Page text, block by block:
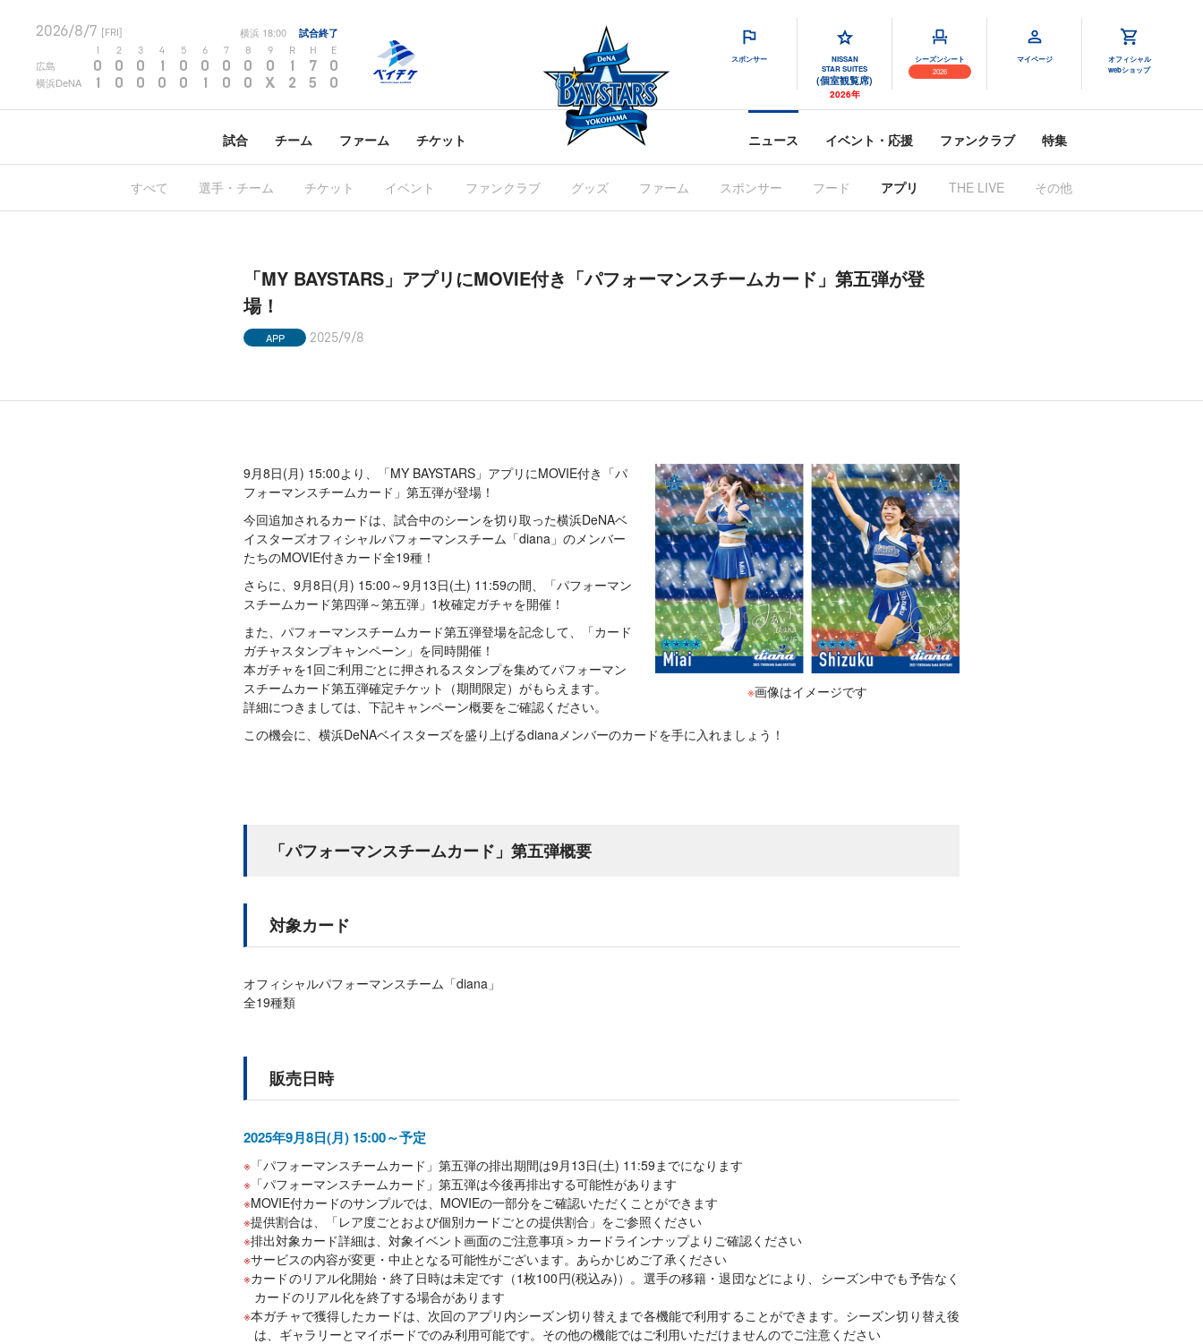
2026/8/7 [FRI] 横浜 18:00 試合終了
2 3 4 5 6 7 8 9 R H E
広島 0 0 0 1 0 0 0 0 0 1 7 0
横浜DeNA 1 0 0 0 0 1 0 0 X 2 5 0
スポンサー
NISSAN
STAR SUITES
(個室観覧席)
2026年
シーズンシート
2026
マイページ
オフィシャル
webショップ
試合 チーム ファーム チケット ニュース イベント・応援 ファンクラブ 特集
すべて 選手・チーム チケット イベント ファンクラブ グッズ ファーム スポンサー フード アプリ THE LIVE その他
「MY BAYSTARS」アプリにMOVIE付き「パフォーマンスチームカード」第五弾が登
場！
APP 2025/9/8
※画像はイメージです
9月8日(月) 15:00より、「MY BAYSTARS」アプリにMOVIE付き「パ
フォーマンスチームカード」第五弾が登場！
今回追加されるカードは、試合中のシーンを切り取った横浜DeNAベ
イスターズオフィシャルパフォーマンスチーム「diana」のメンバー
たちのMOVIE付きカード全19種！
さらに、9月8日(月) 15:00～9月13日(土) 11:59の間、「パフォーマン
スチームカード第四弾～第五弾」1枚確定ガチャを開催！
また、パフォーマンスチームカード第五弾登場を記念して、「カード
ガチャスタンプキャンペーン」を同時開催！
本ガチャを1回ご利用ごとに押されるスタンプを集めてパフォーマン
スチームカード第五弾確定チケット（期間限定）がもらえます。
詳細につきましては、下記キャンペーン概要をご確認ください。
この機会に、横浜DeNAベイスターズを盛り上げるdianaメンバーのカードを手に入れましょう！
「パフォーマンスチームカード」第五弾概要
対象カード
オフィシャルパフォーマンスチーム「diana」
全19種類
販売日時
2025年9月8日(月) 15:00～予定
「パフォーマンスチームカード」第五弾の排出期間は9月13日(土) 11:59までになります
「パフォーマンスチームカード」第五弾は今後再排出する可能性があります
MOVIE付カードのサンプルでは、MOVIEの一部分をご確認いただくことができます
提供割合は、「レア度ごとおよび個別カードごとの提供割合」をご参照ください
排出対象カード詳細は、対象イベント画面のご注意事項＞カードラインナップよりご確認ください
サービスの内容が変更・中止となる可能性がございます。あらかじめご了承ください
カードのリアル化開始・終了日時は未定です（1枚100円(税込み)）。選手の移籍・退団などにより、シーズン中でも予告なく
カードのリアル化を終了する場合があります
本ガチャで獲得したカードは、次回のアプリ内シーズン切り替えまで各機能で利用することができます。シーズン切り替え後
は、ギャラリーとマイボードでのみ利用可能です。その他の機能ではご利用いただけませんのでご注意ください